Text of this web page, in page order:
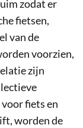
zodat er
fietsen,
van de
voorzien,
zijn
fiets en
worden de